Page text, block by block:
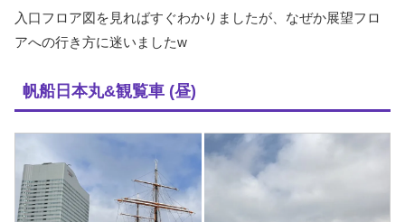
入口フロア図を見ればすぐわかりましたが、なぜか展望フロ
アへの行き方に迷いましたw
帆船日本丸&観覧車 (昼)